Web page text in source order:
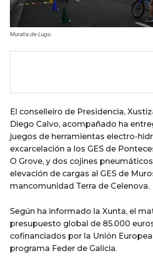
Muralla de Lugo.
El conselleiro de Presidencia,
Diego Calvo, acompañado ha
juegos de herramientas electro-
excarcelación a los GES de
O Grove, y dos cojines
elevación de cargas al GES de
mancomunidad Terra de Celenova.
Según ha informado la Xunta, el
presupuesto global de 85.000
cofinanciados por la Unión
programa Feder de Galicia.